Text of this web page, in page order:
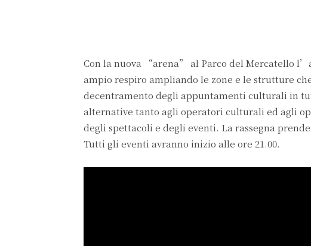
Con la nuova “arena” al Parco del Mercatello
ampio respiro ampliando le zone e le strutture
decentramento degli appuntamenti culturali in
alternative tanto agli operatori culturali ed agli
degli spettacoli e degli eventi. La rassegna
Tutti gli eventi avranno inizio alle ore 21.00.